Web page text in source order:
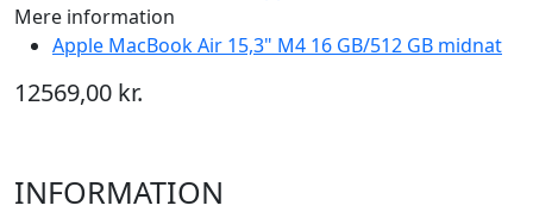
Mere information
Apple MacBook Air 15,3" M4 16 GB/512 GB midnat
12569,00 kr.
INFORMATION